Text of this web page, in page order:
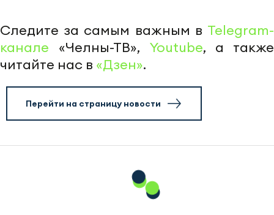
Следите за самым важным в Telegram-
канале «Челны-ТВ», Youtube, а также
читайте нас в «Дзен».
Перейти на страницу новости